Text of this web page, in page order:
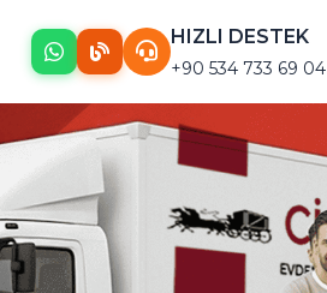
HIZLI DESTEK
+90 534 733 69 04